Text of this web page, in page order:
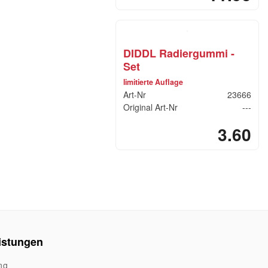
DIDDL Radiergummi -
Set
limitierte Auflage
Art-Nr
23666
Original Art-Nr
---
3.60